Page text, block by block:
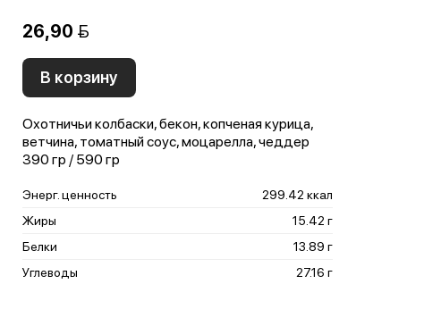
26,90 
В корзину
Охотничьи колбаски, бекон, копченая курица,
ветчина, томатный соус, моцарелла, чеддер
390 гр / 590 гр
Энерг. ценность
299.42 ккал
Жиры
15.42 г
Белки
13.89 г
Углеводы
27.16 г